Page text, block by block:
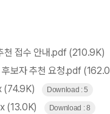
천 접수 안내.pdf(210.9K)
보자 추천 요청.pdf
(74.9K) Download : 5
(13.0K) Download : 8